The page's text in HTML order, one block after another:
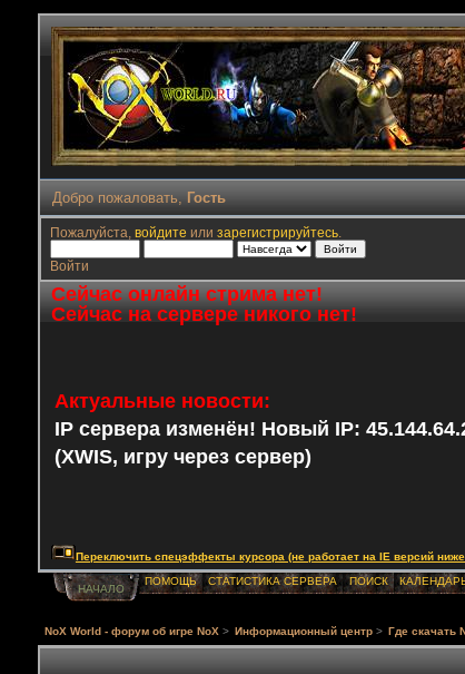
Добро пожаловать, Гость
Пожалуйста, войдите или зарегистрируйтесь.
Войти
Сейчас онлайн стрима нет!
Сейчас на сервере никого нет!
Актуальные новости:
IP сервера изменён! Новый IP:
(XWIS, игру через сервер)
Переключить спецэффекты курсора (не работает на IE версий
НАЧАЛО
ПОМОЩЬ СТАТИСТИКА СЕРВЕРА ПОИСК
NoX World - форум об игре NoX > Информационный центр > Где скачать